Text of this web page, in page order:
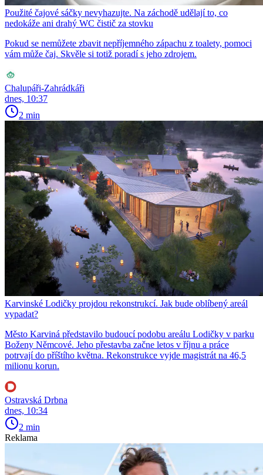
Použité čajové sáčky nevyhazujte. Na záchodě udělají to, co
nedokáže ani drahý WC čistič za stovku
Pokud se nemůžete zbavit nepříjemného zápachu z toalety, pomoci
vám může čaj. Skvěle si totiž poradí s jeho zdrojem.
Chalupáři-Zahrádkáři
dnes, 10:37
2 min
Karvinské Lodičky projdou rekonstrukcí. Jak bude oblíbený areál
vypadat?
Město Karviná představilo budoucí podobu areálu Lodičky v parku
Boženy Němcové. Jeho přestavba začne letos v říjnu a práce
potrvají do příštího května. Rekonstrukce vyjde magistrát na 46,5
milionu korun.
Ostravská Drbna
dnes, 10:34
2 min
Reklama